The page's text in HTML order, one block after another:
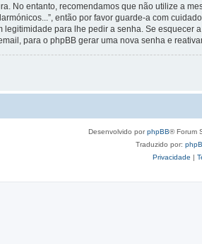
No entanto, recomendamos que não utilize a
então por favor guarde-a com
legitimidade para lhe pedir a senha. Se
para o phpBB gerar uma nova senha e
Desenvolvido porphpBB® Forum
Traduzido por:
Privacidade |